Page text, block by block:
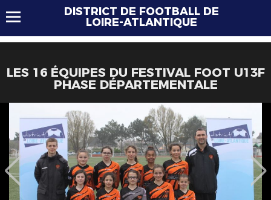
DISTRICT DE FOOTBALL DE
LOIRE-ATLANTIQUE
LES 16 ÉQUIPES DU FESTIVAL FOOT U13F
PHASE DÉPARTEMENTALE